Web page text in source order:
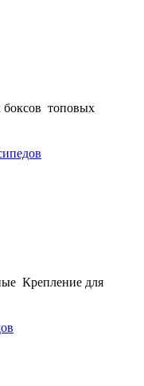
топовых
Крепление для